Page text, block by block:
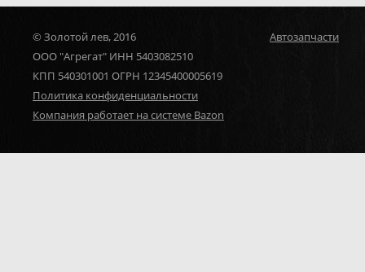
© Золотой лев, 2016
ООО "Агрегат" ИНН 5403082510
КПП 540301001 ОГРН 12345400005619
Политика конфиденциальности
Компания работает на системе Bazon
Автозапчасти